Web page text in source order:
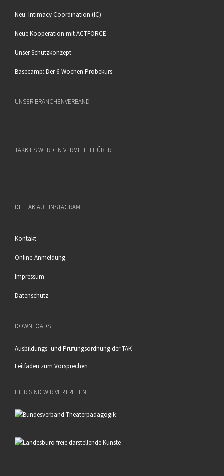
Neu: Intimacy Coordination (IC)
Neue Kooperation mit ACTFORCE
Unser Schutzkonzept
Basecamp: Der 6-Wochen Probekurs
UNSER BRANCHENVERBAND
TAKKIES WERDEN VERMITTELT ÜBER
DIE TAK AUF INSTAGRAM
Kontakt
Online-Anmeldung
Impressum
Datenschutz
DOWNLOADS
Ausbildungs- und Prüfungsordnung der TAK
Leitfaden zum Vorsprechen
HIER SIND WIR VERTRETEN